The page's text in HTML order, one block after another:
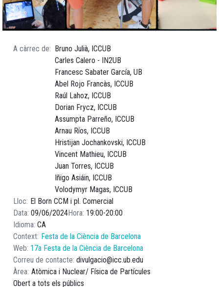
A càrrec de
Bruno Julià, ICCUB
Carles Calero - IN2UB
Francesc Sabater García, UB
Abel Rojo Francàs, ICCUB
Raúl Lahoz, ICCUB
Dorian Frycz, ICCUB
Assumpta Parreño, ICCUB
Arnau Ríos, ICCUB
Hristijan Jochankovski, ICCUB
Vincent Mathieu, ICCUB
Juan Torres, ICCUB
Iñigo Asiáin, ICCUB
Volodymyr Magas, ICCUB
Lloc
El Born CCM i pl. Comercial
Data 09/06/2024Hora 19:00 20:00
Idioma CA
Context Festa de la Ciència de Barcelona
Web 17a Festa de la Ciència de Barcelona
Correu de contacte divulgacio@icc.ub.edu
Àrea Atòmica i Nuclear
Física de Partícules
Obert a tots els públics